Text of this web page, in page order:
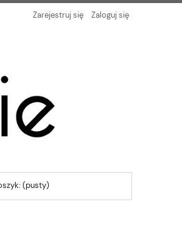
Zarejestruj się Zaloguj się
(pusty)